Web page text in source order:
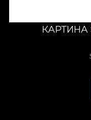
КАРТИНА